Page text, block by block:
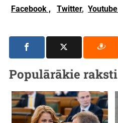
Facebook ,
Twitter, Youtube
Populārākie raksti